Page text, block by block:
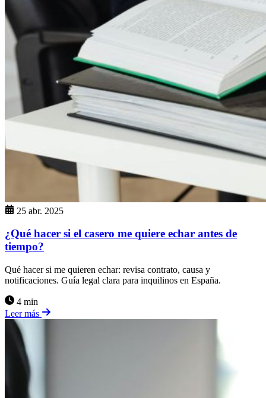
25 abr. 2025
¿Qué hacer si el casero me quiere echar antes de
tiempo?
Qué hacer si me quieren echar: revisa contrato, causa y
notificaciones. Guía legal clara para inquilinos en España.
4 min
Leer más